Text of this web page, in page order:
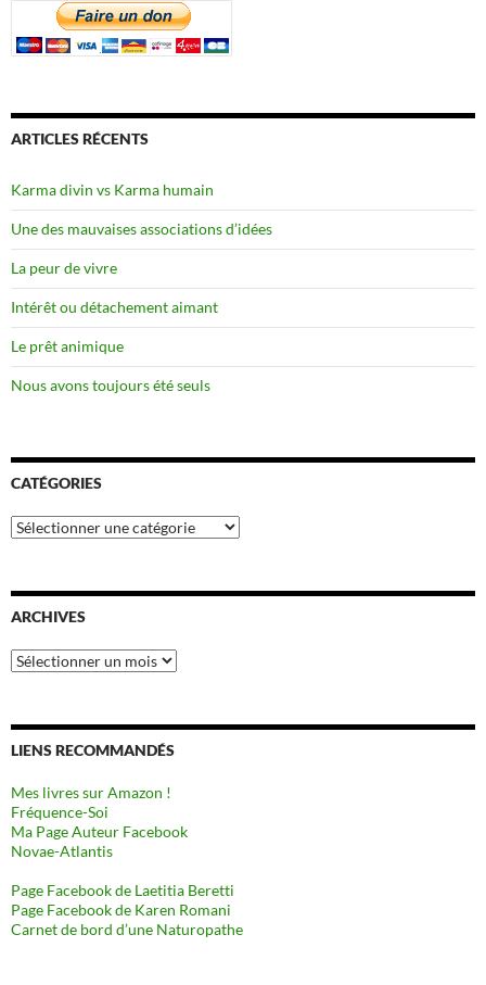
ARTICLES RÉCENTS
Karma divin vs Karma humain
Une des mauvaises associations d’idées
La peur de vivre
Intérêt ou détachement aimant
Le prêt animique
Nous avons toujours été seuls
CATÉGORIES
Catégories
ARCHIVES
Archives
LIENS RECOMMANDÉS
Mes livres sur Amazon !
Fréquence-Soi
Ma Page Auteur Facebook
Novae-Atlantis
Page Facebook de Laetitia Beretti
Page Facebook de Karen Romani
Carnet de bord d’une Naturopathe